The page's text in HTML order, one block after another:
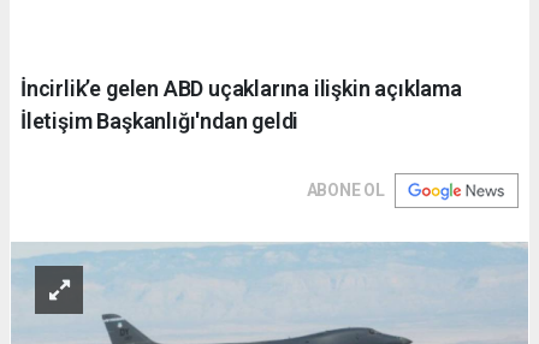
İncirlik’e gelen ABD uçaklarına ilişkin açıklama
İletişim Başkanlığı'ndan geldi
ABONE OL